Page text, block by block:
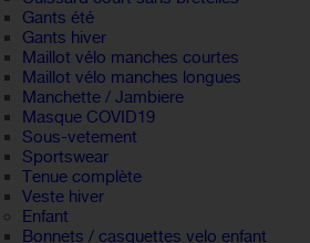
Gants été
Gants hiver
Maillot vélo manches courtes
Maillot vélo manches longues
Manchette / Jambiere
Masque COVID19
Sous-vetement
Sportswear
Tenue complète
Veste hiver
Enfant
Bonnets / casquettes velo enfant